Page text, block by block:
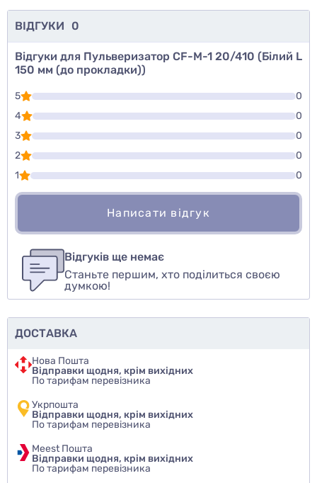
ВІДГУКИ 0
Відгуки для Пульверизатор CF-M-1 20/410 (Білий L
150 мм (до прокладки))
5
0
4
0
3
0
2
0
1
0
Написати відгук
авторизуйтесьили войдите
Оцінити товар
Відгуків ще немає
Станьте першим, хто поділиться своєю
думкою!
ДОСТАВКА
Нова Пошта
Відправки щодня, крім вихідних
По тарифам перевізника
Укрпошта
Відправки щодня, крім вихідних
По тарифам перевізника
Meest Пошта
Відправки щодня, крім вихідних
По тарифам перевізника